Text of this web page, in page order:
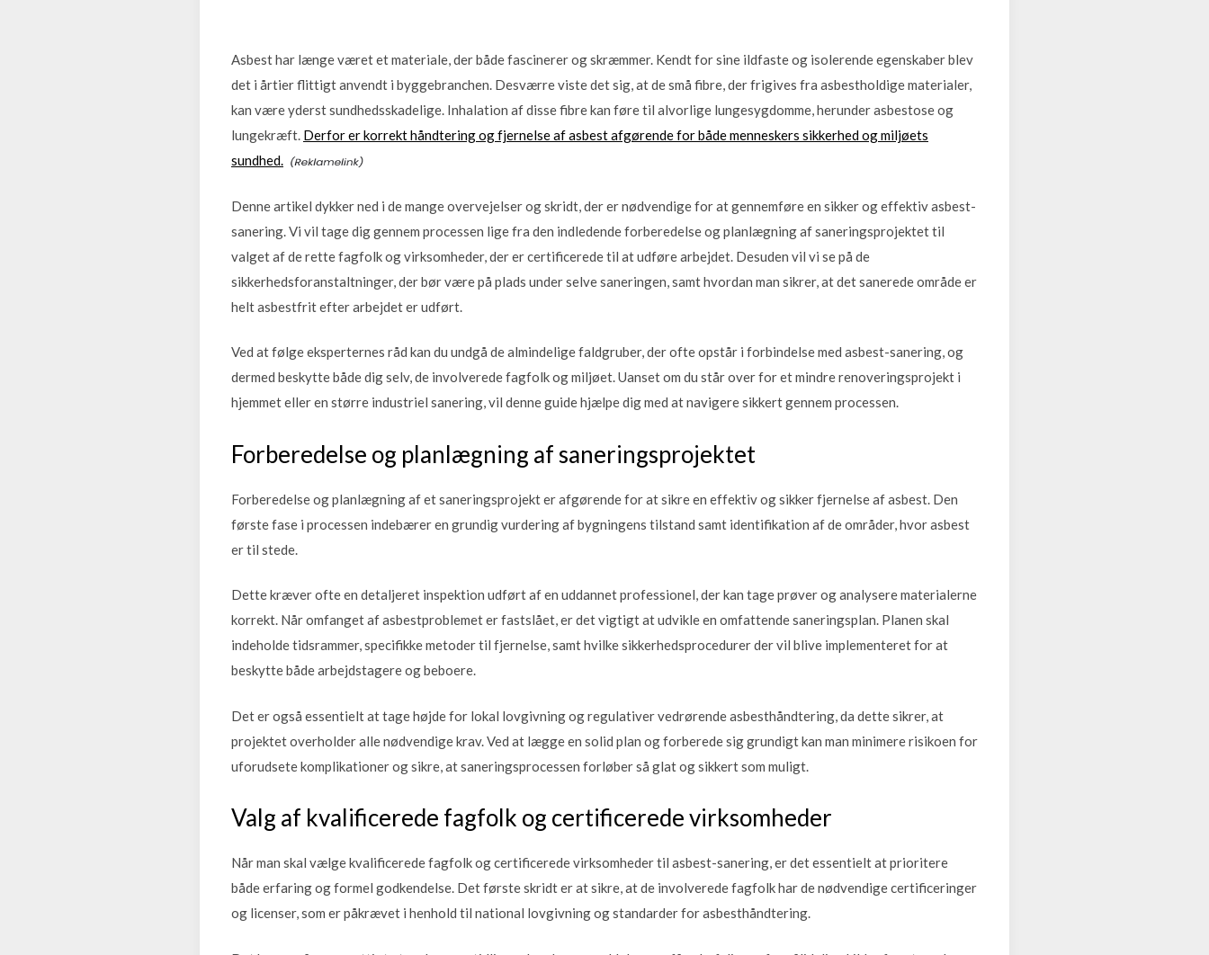
Asbest har længe været et materiale, der både fascinerer og skræmmer. Kendt for sine ildfaste og isolerende egenskaber blev
det i årtier flittigt anvendt i byggebranchen. Desværre viste det sig, at de små fibre, der frigives fra asbestholdige materialer,
kan være yderst sundhedsskadelige. Inhalation af disse fibre kan føre til alvorlige lungesygdomme, herunder asbestose og
lungekræft. Derfor er korrekt håndtering og fjernelse af asbest afgørende for både menneskers sikkerhed og miljøets
sundhed.
Denne artikel dykker ned i de mange overvejelser og skridt, der er nødvendige for at gennemføre en sikker og effektiv asbest-
sanering. Vi vil tage dig gennem processen lige fra den indledende forberedelse og planlægning af saneringsprojektet til
valget af de rette fagfolk og virksomheder, der er certificerede til at udføre arbejdet. Desuden vil vi se på de
sikkerhedsforanstaltninger, der bør være på plads under selve saneringen, samt hvordan man sikrer, at det sanerede område er
helt asbestfrit efter arbejdet er udført.
Ved at følge eksperternes råd kan du undgå de almindelige faldgruber, der ofte opstår i forbindelse med asbest-sanering, og
dermed beskytte både dig selv, de involverede fagfolk og miljøet. Uanset om du står over for et mindre renoveringsprojekt i
hjemmet eller en større industriel sanering, vil denne guide hjælpe dig med at navigere sikkert gennem processen.
Forberedelse og planlægning af saneringsprojektet
Forberedelse og planlægning af et saneringsprojekt er afgørende for at sikre en effektiv og sikker fjernelse af asbest. Den
første fase i processen indebærer en grundig vurdering af bygningens tilstand samt identifikation af de områder, hvor asbest
er til stede.
Dette kræver ofte en detaljeret inspektion udført af en uddannet professionel, der kan tage prøver og analysere materialerne
korrekt. Når omfanget af asbestproblemet er fastslået, er det vigtigt at udvikle en omfattende saneringsplan. Planen skal
indeholde tidsrammer, specifikke metoder til fjernelse, samt hvilke sikkerhedsprocedurer der vil blive implementeret for at
beskytte både arbejdstagere og beboere.
Det er også essentielt at tage højde for lokal lovgivning og regulativer vedrørende asbesthåndtering, da dette sikrer, at
projektet overholder alle nødvendige krav. Ved at lægge en solid plan og forberede sig grundigt kan man minimere risikoen for
uforudsete komplikationer og sikre, at saneringsprocessen forløber så glat og sikkert som muligt.
Valg af kvalificerede fagfolk og certificerede virksomheder
Når man skal vælge kvalificerede fagfolk og certificerede virksomheder til asbest-sanering, er det essentielt at prioritere
både erfaring og formel godkendelse. Det første skridt er at sikre, at de involverede fagfolk har de nødvendige certificeringer
og licenser, som er påkrævet i henhold til national lovgivning og standarder for asbesthåndtering.